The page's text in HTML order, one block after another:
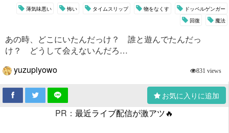
薄気味悪い 怖い タイムスリップ 物をなくす
ドッペルゲンガー
回復
魔法
あの時、どこにいたんだっけ？ 誰と遊んでたんだっ
け？ どうして会えないんだろ…
yuzupiyowo
831 views
お気に入りに追加
PR： 最近ライブ配信が激アツ🔥